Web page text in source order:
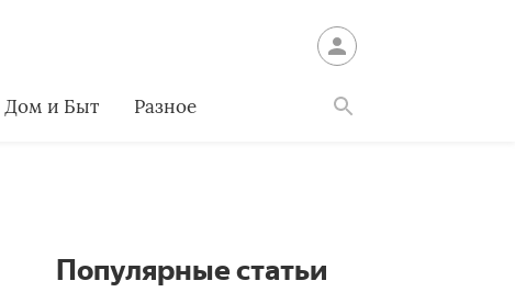
Дом и Быт Разное
Популярные статьи